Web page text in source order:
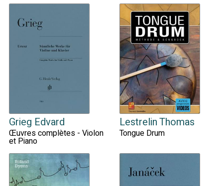
Grieg Edvard Lestrelin Thomas
Œuvres complètes - Violon
et Piano
Tongue Drum